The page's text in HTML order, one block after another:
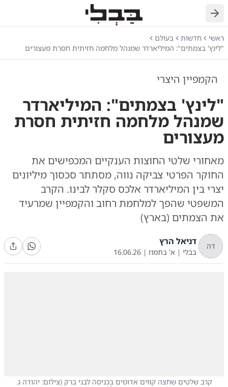
חזרה
ראשי חדשות
בעולם
"לינץ' בצמתים": המיליארדר שמנהל מלחמה חזיתית חסרת מעצורים
הקמפיין היצרי
"לינץ' בצמתים": המיליארדר
שמנהל מלחמה חזיתית חסרת
מעצורים
מאחורי שלטי החוצות הענקיים המכפישים את
החוקר הפרטי צביקה נווה, מסתתר סכסוך מיליונים
יצרי בין המיליארדר אלכס סקלר לבינו. הקרב
המשפטי שהפך למלחמת רחוב והקמפיין שמרעיד
את הצמתים (בארץ)
דה דניאל הרץ
בבלי | א' בתמוז |
16.06.26
קרב שלטים שחצה קווים אדומים בכניסה לבני ברק (צילום: יהודה ג.